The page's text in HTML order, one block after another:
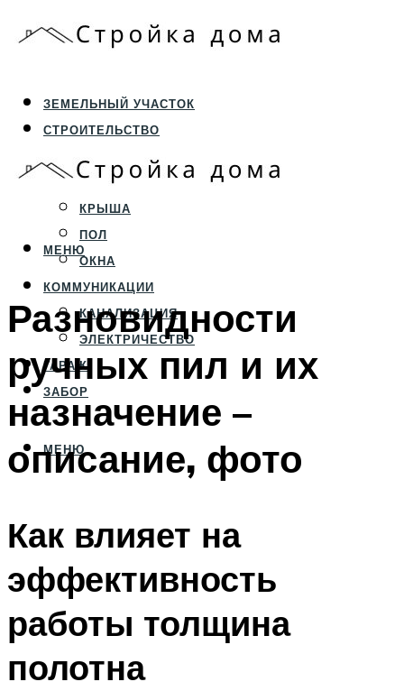
ЗЕМЕЛЬНЫЙ УЧАСТОК
СТРОИТЕЛЬСТВО
ФУНДАМЕНТ И ЦОКОЛЬ
ПЕРЕКРЫТИЯ И СТЕНЫ
КРЫША
ПОЛ
ОКНА
КОММУНИКАЦИИ
КАНАЛИЗАЦИЯ
ЭЛЕКТРИЧЕСТВО
ГАРАЖ
ЗАБОР
МЕНЮ
МЕНЮ
Разновидности
ручных пил и их
назначение –
описание, фото
Как влияет на
эффективность
работы толщина
полотна